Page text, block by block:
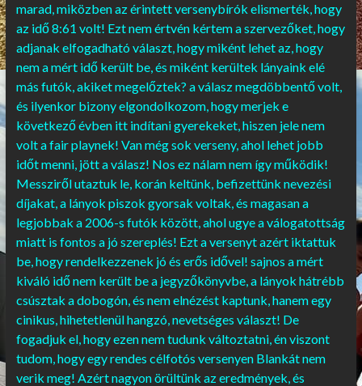
marad, miközben az érintett versenybírók elismerték, hogy
az idő 8:61 volt! Ezt nem értvén kértem a szervezőket, hogy
adjanak elfogadható választ, hogy miként lehet az, hogy
nem a mért idő került be, és miként kerültek lányaink elé
más futók, akiket megelőztek? a válasz megdöbbentő volt,
és ilyenkor bizony elgondolkozom, hogy merjek e
következő évben itt indítani gyerekeket, hiszen jele nem
volt a fair playnek! Van még sok verseny, ahol lehet jobb
időt menni, jött a válasz! Nos ez nálam nem így működik!
Messziről utaztuk le, korán keltünk, befizettünk nevezési
díjakat, a lányok piszok gyorsak voltak, és magasan a
legjobbak a 2006-s futók között, ahol ugye a válogatottság
miatt is fontos a jó szereplés! Ezt a versenyt azért iktattuk
be, hogy rendelkezzenek jó és erős idővel! sajnos a mért
kiváló idő nem került be a jegyzőkönyvbe, a lányok hátrébb
csúsztak a dobogón, és nem elnézést kaptunk, hanem egy
cinikus, hihetetlenül hangzó, nevetséges választ! De
fogadjuk el, hogy ezen nem tudunk változtatni, én viszont
tudom, hogy egy rendes célfotós versenyen Blankát nem
verik meg! Azért nagyon örültünk az eredmények, és